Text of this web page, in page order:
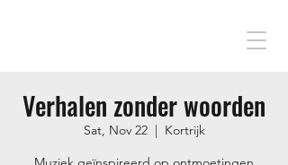
Verhalen zonder woorden
Sat, Nov 22
  |
Kortrijk